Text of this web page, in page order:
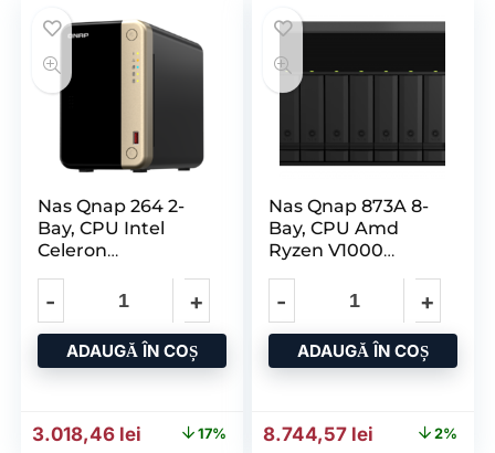
Nas Qnap 264 2-
Bay, CPU Intel
Celeron
core/4-thread
Processor
ADAUGĂ ÎN COȘ
Prețul inițial a fost: 3.645,58 lei.
3.018,46 lei Prețul curent este: 3.018,46 lei.
17%
Nas Qnap 873A 8-
Bay, CPU Amd
Ryzen V1000
ADAUGĂ ÎN COȘ
Prețul inițial a fost:
8.744,57 lei Prețul2%